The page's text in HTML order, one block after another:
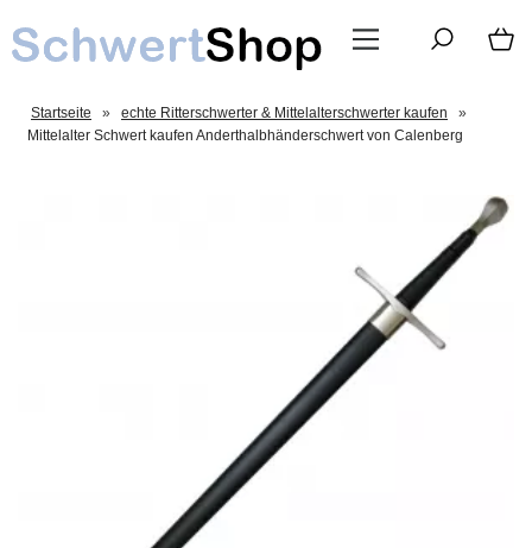
Startseite » echte Ritterschwerter & Mittelalterschwerter kaufen
»
Mittelalter Schwert kaufen Anderthalbhänderschwert von Calenberg